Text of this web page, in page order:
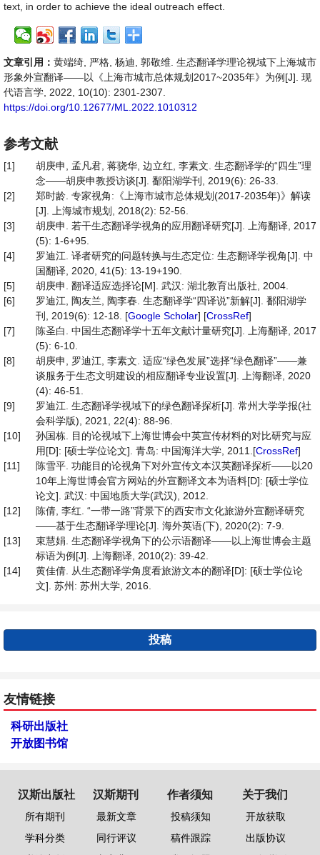
text, in order to achieve the ideal outreach effect.
文章引用： 黄端绮, 严格, 杨迪, 郭敬维. 生态翻译学理论视域下上海城市
形象外宣翻译——以《上海市城市总体规划2017~2035年》为例[J]. 现
代语言学, 2022, 10(10): 2301-2307.
https://doi.org/10.12677/ML.2022.1010312
参考文献
[1]
胡庚申, 孟凡君, 蒋骁华, 边立红, 李素文. 生态翻译学的“四生”理
念——胡庚申教授访谈[J]. 鄱阳湖学刊, 2019(6): 26-33.
[2]
郑时龄. 专家视角:《上海市城市总体规划(2017-2035年)》解读
[J]. 上海城市规划, 2018(2): 52-56.
[3]
胡庚申. 若干生态翻译学视角的应用翻译研究[J]. 上海翻译, 2017
(5): 1-6+95.
[4]
罗迪江. 译者研究的问题转换与生态定位: 生态翻译学视角[J]. 中
国翻译, 2020, 41(5): 13-19+190.
[5]
胡庚申. 翻译适应选择论[M]. 武汉: 湖北教育出版社, 2004.
[6]
罗迪江, 陶友兰, 陶李春. 生态翻译学“四译说”新解[J]. 鄱阳湖学
刊, 2019(6): 12-18. [Google Scholar] [CrossRef]
[7]
陈圣白. 中国生态翻译学十五年文献计量研究[J]. 上海翻译, 2017
(5): 6-10.
[8]
胡庚申, 罗迪江, 李素文. 适应“绿色发展”选择“绿色翻译”——兼
谈服务于生态文明建设的相应翻译专业设置[J]. 上海翻译, 2020
(4): 46-51.
[9]
罗迪江. 生态翻译学视域下的绿色翻译探析[J]. 常州大学学报(社
会科学版), 2021, 22(4): 88-96.
[10]
孙国栋. 目的论视域下上海世博会中英宣传材料的对比研究与应
用[D]: [硕士学位论文]. 青岛: 中国海洋大学, 2011.[CrossRef]
[11]
陈雪平. 功能目的论视角下对外宣传文本汉英翻译探析——以20
10年上海世博会官方网站的外宣翻译文本为语料[D]: [硕士学位
论文]. 武汉: 中国地质大学(武汉), 2012.
[12]
陈倩, 李红. “一带一路”背景下的西安市文化旅游外宣翻译研究
——基于生态翻译学理论[J]. 海外英语(下), 2020(2): 7-9.
[13]
束慧娟. 生态翻译学视角下的公示语翻译——以上海世博会主题
标语为例[J]. 上海翻译, 2010(2): 39-42.
[14]
黄佳倩. 从生态翻译学角度看旅游文本的翻译[D]: [硕士学位论
文]. 苏州: 苏州大学, 2016.
投稿
友情链接
科研出版社
开放图书馆
汉斯出版社
所有期刊
学科分类
汉斯期刊
最新文章
同行评议
作者须知
投稿须知
稿件跟踪
关于我们
开放获取
出版协议